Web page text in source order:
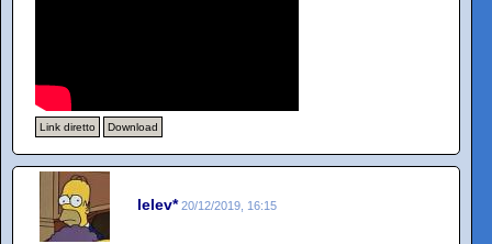
Link diretto Download
lelev* 20/12/2019, 16:15